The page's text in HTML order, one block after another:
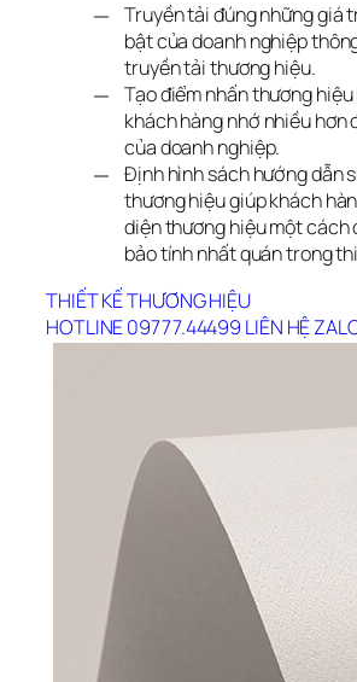
Truyền tải đúng những giá
bật của doanh nghiệp
truyền tải thương hiệu.
Tạo điểm nhấn thương
khách hàng nhớ nhiều hơn
của doanh nghiệp.
Định hình sách hướng dẫn
thương hiệu giúp khách
diện thương hiệu một cách
bảo tính nhất quán trong
THIẾT KẾ THƯƠNG HIỆU
HOTLINE 09777.44499 LIÊN HỆ